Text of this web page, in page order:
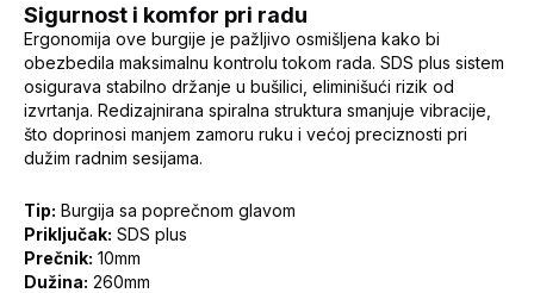
Sigurnost i komfor pri radu
Ergonomija ove burgije je pažljivo osmišljena kako bi
obezbedila maksimalnu kontrolu tokom rada. SDS plus sistem
osigurava stabilno držanje u bušilici, eliminišući rizik od
izvrtanja. Redizajnirana spiralna struktura smanjuje vibracije,
što doprinosi manjem zamoru ruku i većoj preciznosti pri
dužim radnim sesijama.
Tip: Burgija sa poprečnom glavom
Priključak: SDS plus
Prečnik: 10mm
Dužina: 260mm